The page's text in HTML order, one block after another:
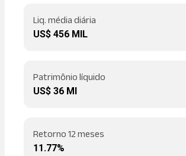
Liq. média diária
US$ 456 MIL
Patrimônio líquido
US$ 36 MI
Retorno 12 meses
11.77%